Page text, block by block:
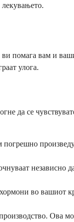
лекувањето.
помага вам и
улога.
да се
независно
во вашиот
Ова